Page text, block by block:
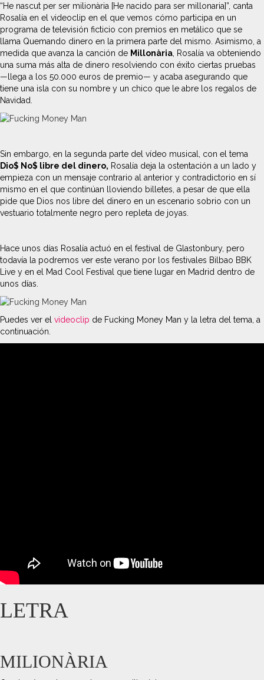
“He nascut per ser milionària [He nacido para ser millonaria]”, canta
Rosalía en el videoclip en el que vemos cómo participa en un
programa de televisión ficticio con premios en metálico que se
llama Quemando dinero en la primera parte del mismo. Asimismo, a
medida que avanza la canción de Millonària , Rosalía va obteniendo
una suma más alta de dinero resolviendo con éxito ciertas pruebas
—llega a los 50.000 euros de premio— y acaba asegurando que
tiene una isla con su nombre y un chico que le abre los regalos de
Navidad.
Sin embargo, en la segunda parte del vídeo musical, con el tema
Dio$ No$ libre del dinero, Rosalía deja la ostentación a un lado y
empieza con un mensaje contrario al anterior y contradictorio en sí
mismo en el que continúan lloviendo billetes, a pesar de que ella
pide que Dios nos libre del dinero en un escenario sobrio con un
vestuario totalmente negro pero repleta de joyas.
Hace unos días Rosalía actuó en el festival de Glastonbury, pero
todavía la podremos ver este verano por los festivales Bilbao BBK
Live y en el Mad Cool Festival que tiene lugar en Madrid dentro de
unos días.
Puedes ver el videoclip de Fucking Money Man y la letra del tema, a
continuación.
LETRA
MILIONÀRIA